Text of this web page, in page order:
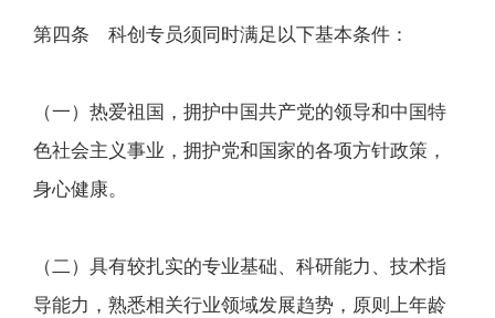
第四条 科创专员须同时满足以下基本条件：
（一）热爱祖国，拥护中国共产党的领导和中国特
色社会主义事业，拥护党和国家的各项方针政策，
身心健康。
（二）具有较扎实的专业基础、科研能力、技术指
导能力，熟悉相关行业领域发展趋势，原则上年龄